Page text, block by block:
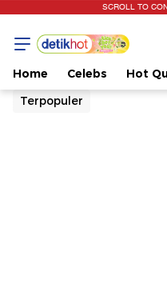
SCROLL TO
Home Celebs Hot
Terpopuler